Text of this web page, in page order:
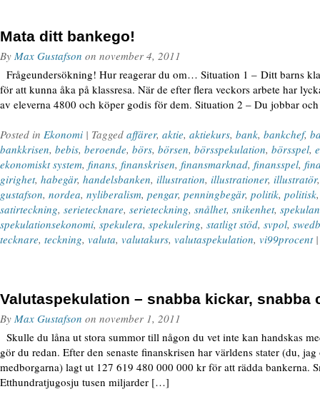
Mata ditt bankego!
By Max Gustafson on november 4, 2011
Frågeundersökning! Hur reagerar du om… Situation 1 – Ditt barns
för att kunna åka på klassresa. När de efter flera veckors arbete har
av eleverna 4800 och köper godis för dem. Situation 2 – Du jobbar
Posted in Ekonomi | Tagged affärer, aktie, aktiekurs, bank, bankchef,
bankkrisen, bebis, beroende, börs, börsen, börsspekulation, börsspel,
ekonomiskt system, finans, finanskrisen, finansmarknad, finansspel,
girighet, habegär, handelsbanken, illustration, illustrationer, illustratör
gustafson, nordea, nyliberalism, pengar, penningbegär, politik, politisk
satirteckning, serietecknare, serieteckning, snålhet, snikenhet,
spekulationsekonomi, spekulera, spekulering, statligt stöd, svpol,
tecknare, teckning, valuta, valutakurs, valutaspekulation, vi99procent
Valutaspekulation – snabba kickar, snabba
By Max Gustafson on november 1, 2011
Skulle du låna ut stora summor till någon du vet inte kan handskas
gör du redan. Efter den senaste finanskrisen har världens stater (du,
medborgarna) lagt ut 127 619 480 000 000 kr för att rädda bankerna.
Etthundratjugosju tusen miljarder […]